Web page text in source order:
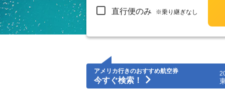
直行便のみ ※乗り継ぎなし
アメリカ行きのおすすめ航空券
今すぐ検索！